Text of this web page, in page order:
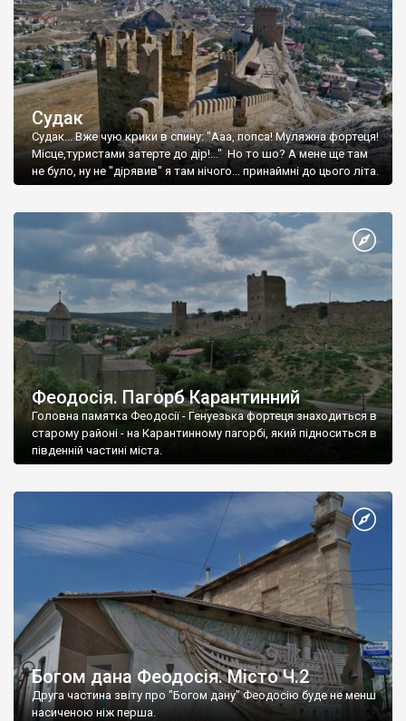
Судак
Судак... Вже чую крики в спину: "Ааа, попса! Муляжна фортеця!
Місце,туристами затерте до дір!..." Но то шо? А мене ще там
не було, ну не "дірявив" я там нічого... принаймні до цього літа.
Феодосія. Пагорб Карантинний
Головна памятка Феодосії - Генуезька фортеця знаходиться в
старому районі - на Карантинному пагорбі, який підноситься в
південній частині міста.
Богом дана Феодосія. Місто Ч.2
Друга частина звіту про "Богом дану" Феодосію буде не менш
насиченою ніж перша.